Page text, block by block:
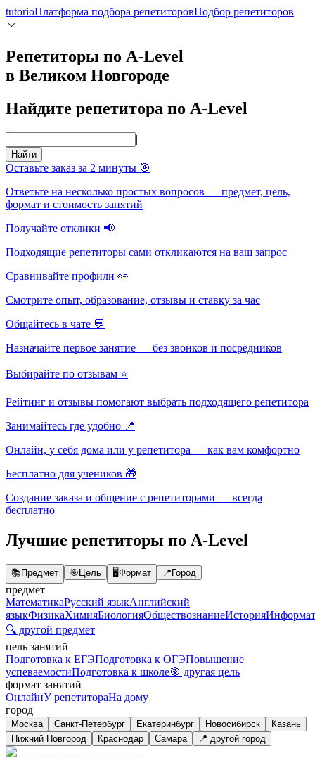
tutorioПлатформа подбора репетиторовПодбор репетиторов
Репетиторы по A-Level
в Великом Новгороде
Найдите репетитора по A-Level
|
Найти
Оставьте заказ за 2 минуты 🎯
Ответьте на несколько простых вопросов — предмет, цель,
формат и стоимость занятий
Получайте отклики 📢
Подходящие репетиторы сами откликаются на ваш запрос
Сравнивайте профили 👀
Смотрите опыт, образование, отзывы и ставку за час
Общайтесь в чате 💬
Назначайте первое занятие — без звонков и посредников
Выбирайте по отзывам ⭐
Рейтинг и отзывы помогают выбрать подходящего репетитора
Занимайтесь где удобно 📍
Онлайн, у себя дома или у репетитора — как вам комфортно
Бесплатно для учеников 🎁
Создание заказа и общение с репетиторами — всегда
бесплатно
Лучшие репетиторы по A-Level
📚Предмет 🎯Цель 🖥️Формат 📍Город
предмет
МатематикаРусский языкАнглийский
языкФизикаХимияБиологияОбществознаниеИстория
🔍 другой предмет
цель занятий
Подготовка к ЕГЭПодготовка к ОГЭПовышение
успеваемостиПодготовка к школе🎯 другая цель
формат занятий
ОнлайнУ репетитораНа дому
город
Москва Санкт-Петербург Екатеринбург Новосибирск
Казань
Нижний Новгород
Краснодар Самара 📍 другой город